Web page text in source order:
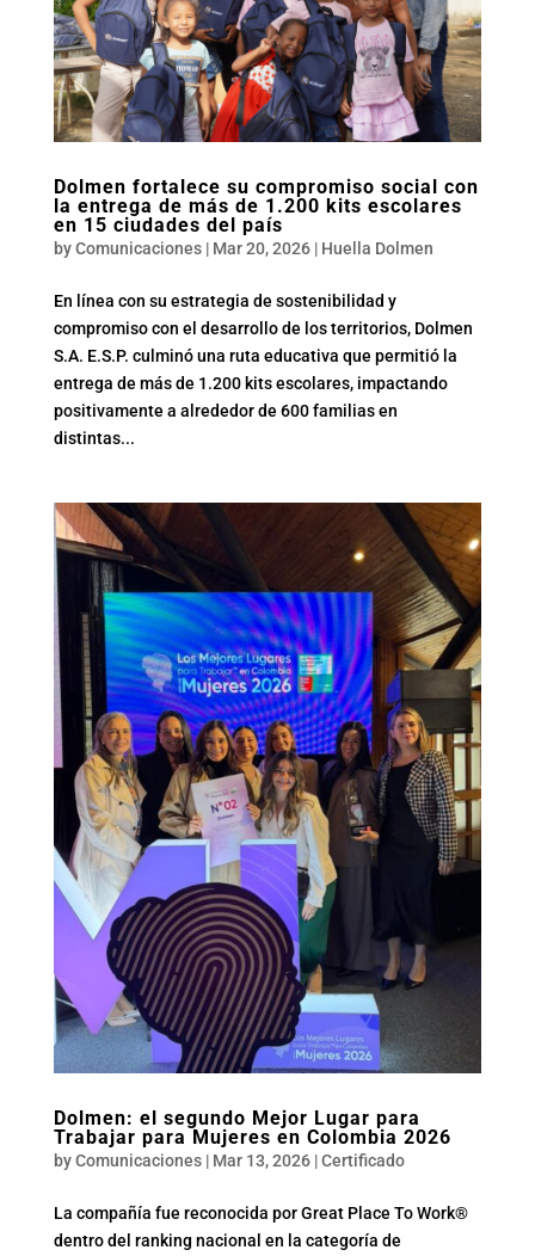
Dolmen fortalece su compromiso social con
la entrega de más de 1.200 kits escolares
en 15 ciudades del país
byComunicaciones| Mar 20, 2026| Huella Dolmen
En línea con su estrategia de sostenibilidad y
compromiso con el desarrollo de los territorios, Dolmen
S.A. E.S.P. culminó una ruta educativa que permitió la
entrega de más de 1.200 kits escolares, impactando
positivamente a alrededor de 600 familias en
distintas...
Dolmen: el segundo Mejor Lugar para
Trabajar para Mujeres en Colombia 2026
byComunicaciones| Mar 13, 2026|Certificado
La compañía fue reconocida por Great Place To Work®
dentro del ranking nacional en la categoría de